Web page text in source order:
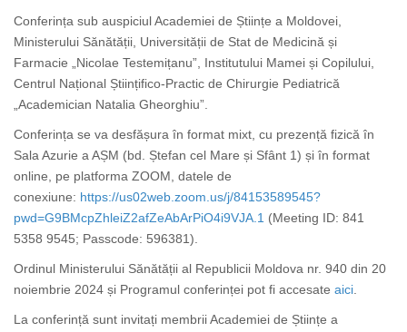
Conferința sub auspiciul Academiei de Științe a Moldovei,
Ministerului Sănătății, Universității de Stat de Medicină și
Farmacie „Nicolae Testemițanu”, Institutului Mamei și Copilului,
Centrul Național Științifico-Practic de Chirurgie Pediatrică
„Academician Natalia Gheorghiu”.
Conferința se va desfășura în format mixt, cu prezență fizică în
Sala Azurie a AȘM (bd. Ștefan cel Mare și Sfânt 1) și în format
online, pe platforma ZOOM, datele de
conexiune: https://us02web.zoom.us/j/84153589545?
pwd=G9BMcpZhleiZ2afZeAbArPiO4i9VJA.1 (Meeting ID: 841
5358 9545; Passcode: 596381).
Ordinul Ministerului Sănătății al Republicii Moldova nr. 940 din 20
noiembrie 2024 și Programul conferinței pot fi accesate aici
La conferință sunt invitați membrii Academiei de Științe a